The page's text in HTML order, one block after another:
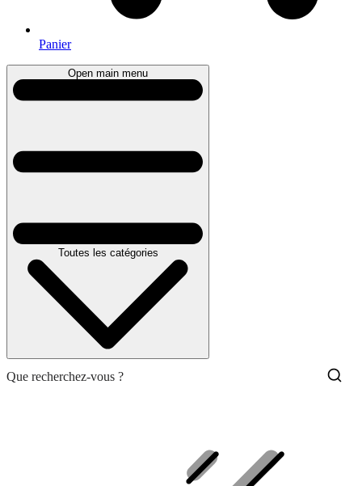
Panier
Open main menu
Toutes les catégories